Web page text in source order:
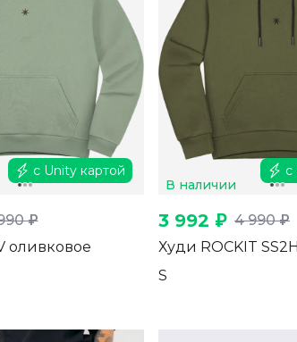
с Unity картой
₽
оливковое
В наличии
с
3 992 ₽ 4 990 ₽
Худи ROCKIT
S